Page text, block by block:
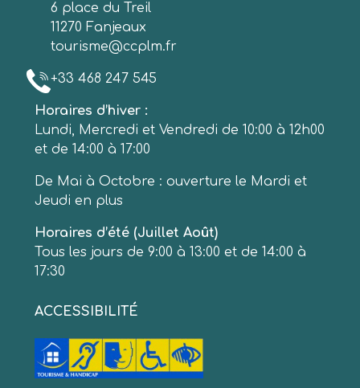
6 place du Treil
11270 Fanjeaux
tourisme@ccplm.fr
+33 468 247 545
Horaires d’hiver :
Lundi, Mercredi et Vendredi de 10:00 à 12h00
et de 14:00 à 17:00
De Mai à Octobre : ouverture le Mardi et
Jeudi en plus
Horaires d’été (Juillet Août)
Tous les jours de 9:00 à 13:00 et de 14:00 à
17:30
ACCESSIBILITÉ